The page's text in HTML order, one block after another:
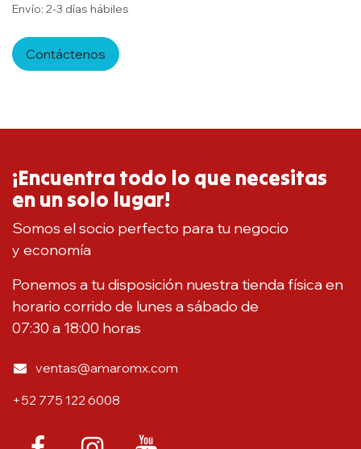
Envío: 2-3 días hábiles
Contáctenos
¡Encuentra todo lo que necesitas
en un solo lugar!
Somos el socio perfecto para tu negocio
y economía
Ponemos a tu disposición nuestra tienda física en
horario corrido de lunes a sábado de
07:30 a 18:00 horas
ventas@amaromx.com
+52 775 122 6008